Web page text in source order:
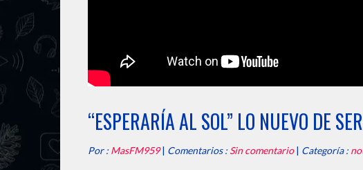
“ESPERARÍA AL SOL” LO NUEVO DE
Por : MasFM959| Comentarios : Sin comentario| Categoría :